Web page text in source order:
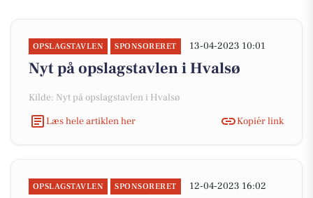
OPSLAGSTAVLEN SPONSORERET 13-04-2023 10:01
Nyt på opslagstavlen i Hvalsø
Kilde: Nyt på opslagstavlen i Hvalsø
Læs hele artiklen her
Kopiér link
OPSLAGSTAVLEN SPONSORERET 12-04-2023 16:02